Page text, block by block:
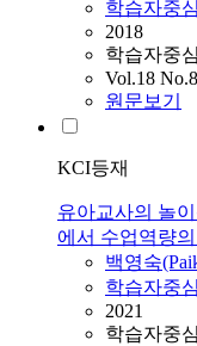
학습자중
2018
학습자중
Vol.18 No.8
원문보기
KCI등재
유아교사의 놀
에서 수업역량
백영숙
학습자중
2021
학습자중